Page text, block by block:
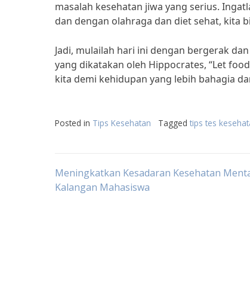
masalah kesehatan jiwa yang serius.
dan dengan olahraga dan diet sehat, kita
Jadi, mulailah hari ini dengan bergerak
yang dikatakan oleh Hippocrates, “Let
kita demi kehidupan yang lebih bahagia
Posted in Tips Kesehatan Tagged tips tes
Post
Meningkatkan Kesadaran Kesehatan
Kalangan Mahasiswa